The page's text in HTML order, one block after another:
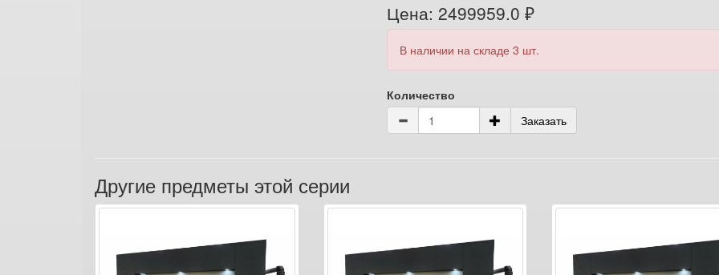
Цена: 2499959.0 ₽
В наличии на складе 3 шт.
Количество
Заказать
Другие предметы этой серии